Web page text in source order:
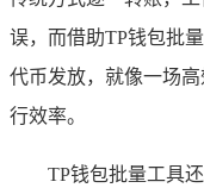
误，而借助TP钱包批
代币发放，就像一场
行效率。
TP钱包批量工具